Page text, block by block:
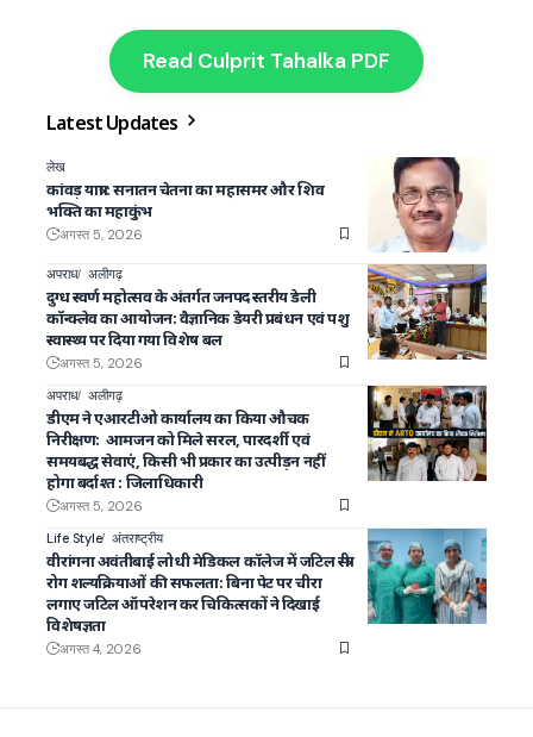
Read Culprit Tahalka PDF
Latest Updates
लेख
कांवड़ यात्रा : सनातन चेतना का महासमर और शिव
भक्ति का महाकुंभ
अगस्त 5, 2026
अपराध अलीगढ़
दुग्ध स्वर्ण महोत्सव के अंतर्गत जनपद स्तरीय डेली
कॉन्क्लेव का आयोजन: वैज्ञानिक डेयरी प्रबंधन एवं पशु
स्वास्थ्य पर दिया गया विशेष बल
अगस्त 5, 2026
अपराध अलीगढ़
डीएम ने एआरटीओ कार्यालय का किया औचक
निरीक्षण: आमजन को मिले सरल, पारदर्शी एवं
समयबद्ध सेवाएं, किसी भी प्रकार का उत्पीड़न नहीं
होगा बर्दाश्त : जिलाधिकारी
अगस्त 5, 2026
Life Style अंतराष्ट्रीय
वीरांगना अवंतीबाई लोधी मेडिकल कॉलेज में जटिल स्त्री
रोग शल्यक्रियाओं की सफलता: बिना पेट पर चीरा
लगाए जटिल ऑपरेशन कर चिकित्सकों ने दिखाई
विशेषज्ञता
अगस्त 4, 2026